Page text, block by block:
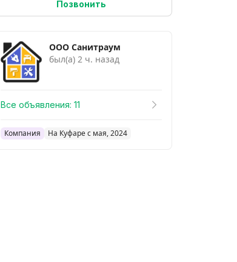
Позвонить
ООО Санитраум
был(а) 2 ч. назад
Все объявления: 11
Компания На Куфаре с мая, 2024